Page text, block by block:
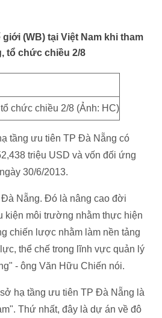
(WB) tại Việt Nam khi tham
tổ chức chiều 2/8
chức chiều 2/8 (Ảnh: HC)
tầng ưu tiên TP Đà Nẵng có
triệu USD và vốn đối ứng
30/6/2013.
Nẵng. Đó là nâng cao đời
kiện môi trường nhằm thực hiện
chiến lược nhằm làm nền tảng
thể chế trong lĩnh vực quản lý
- ông Văn Hữu Chiến nói.
hạ tầng ưu tiên TP Đà Nẵng là
Thứ nhất, đây là dự án về đô